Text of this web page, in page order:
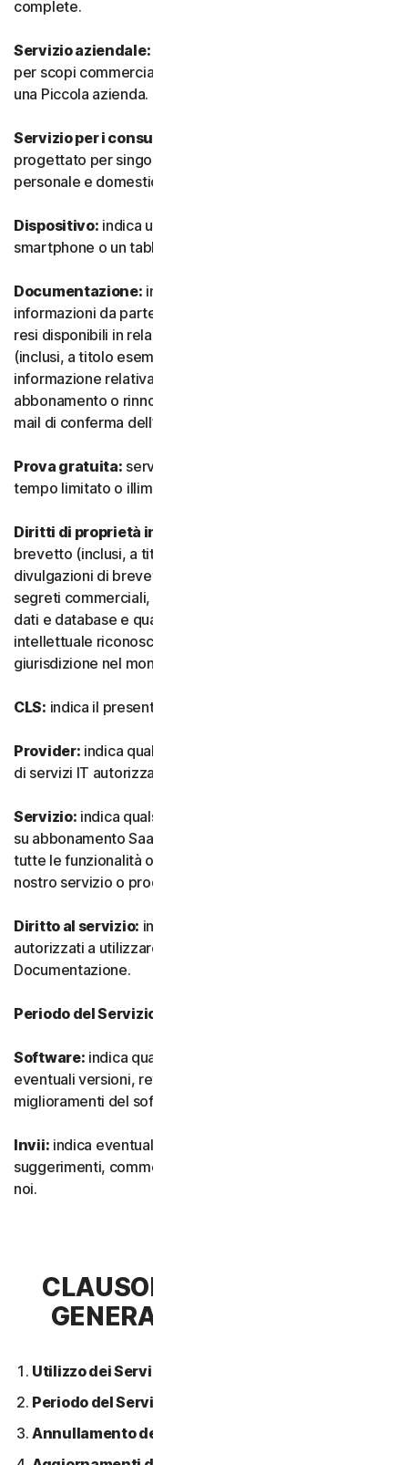
complete.
Servizio aziendale:
per scopi commerciali e destinato all’utilizzo interno in
una Piccola azienda.
Servizio per i consumatori:
progettato per singoli consumatori e destinato all’utilizzo
personale e domestico.
Dispositivo: indica un computer, un laptop, uno
smartphone o un tablet.
Documentazione: indica tutti i documenti e le
informazioni da parte nostra che accompagnano o sono
resi disponibili in relazione al Servizio e/o al Software
(inclusi, a titolo esemplificativo e non esaustivo, qualsiasi
informazione relativa a confezione, acquisto,
abbonamento o rinnovo, come un acquisto, ricevuta o e-
mail di conferma dell’iscrizione o del rinnovo).
Prova gratuita: servizio offerto su base gratuita, a
tempo limitato o illimitato.
Diritti di proprietà intellettuale:
brevetto (inclusi, a titolo esemplificativo, domande e
divulgazioni di brevetti), invenzioni, diritti d’autore,
segreti commerciali, diritti morali, know-how, diritti su
dati e database e qualsiasi altro diritto di proprietà
intellettuale riconosciuto in qualsiasi Paese o
giurisdizione nel mondo.
CLS: indica il presente Contratto di Licenza e Servizi.
Provider: indica qualsiasi nostro rivenditore o provider
di servizi IT autorizzato.
Servizio: indica qualsiasi nostro servizio o offerta basata
su abbonamento SaaS (software as-a-service) insieme a
tutte le funzionalità o servizi associati, nonché qualsiasi
nostro servizio o prodotto una tantum.
Diritto al servizio: indica il numero e il tipo di Dispositivi
autorizzati a utilizzare il Software, come specificato nella
Documentazione.
Periodo del Servizio:
Software: indica qualsiasi nostro software, inclusi
eventuali versioni, revisioni, aggiornamenti o
miglioramenti del software.
Invii: indica eventuali feedback, recensioni,
suggerimenti, commenti o idee relativi ai Servizi inviati a
noi.
CLAUSOLA 2 - CONDIZIONI
GENERALI DEL SERVIZIO
Utilizzo dei Servizi.
Periodo del Servizio.
Annullamento del Servizio.